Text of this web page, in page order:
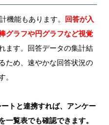
機能もあります。
回答が入
グラフや円グラフなど視覚
ます。回答データの集計結
ため、速やかな回答状況の
。
トと連携すれば、アンケー
一覧表でも確認できます。